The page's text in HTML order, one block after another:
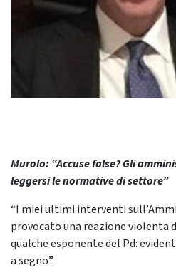
Murolo: “Accuse false? Gli
leggersi le normative di settore”
“I miei ultimi interventi
provocato una reazione violenta
qualche esponente del Pd:
a segno”.